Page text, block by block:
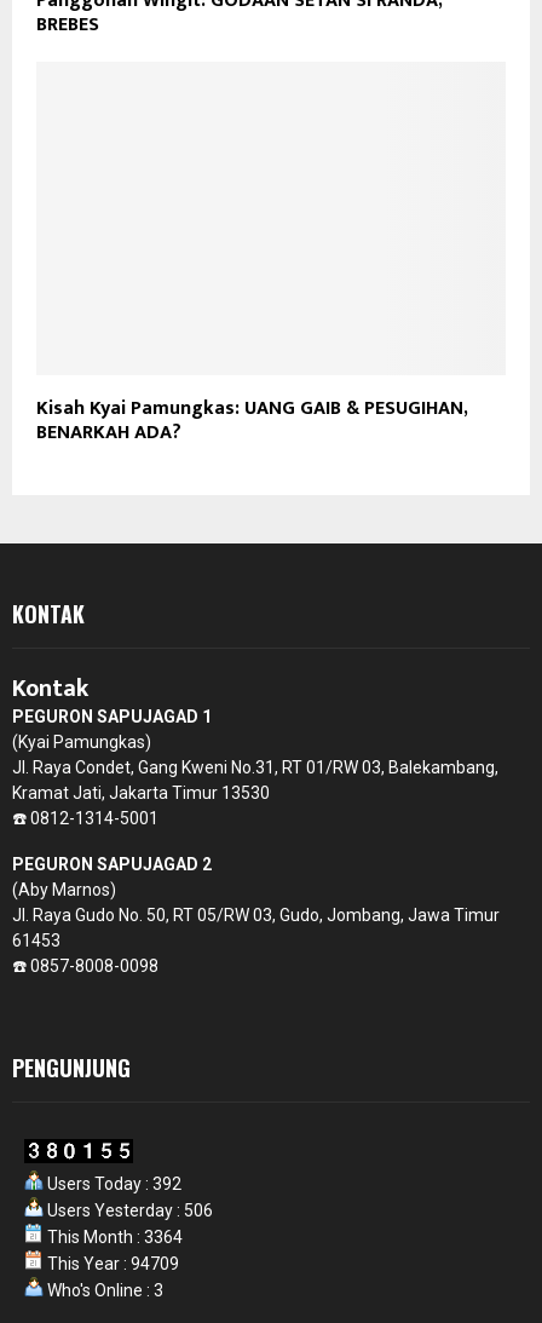
BREBES
Kisah Kyai Pamungkas: UANG GAIB & PESUGIHAN,
BENARKAH ADA?
KONTAK
Kontak
PEGURON SAPUJAGAD 1
(Kyai Pamungkas)
Jl. Raya Condet, Gang Kweni No.31, RT 01/RW 03, Balekambang,
Kramat Jati, Jakarta Timur 13530
☎️ 0812-1314-5001
PEGURON SAPUJAGAD 2
(Aby Marnos)
Jl. Raya Gudo No. 50, RT 05/RW 03, Gudo, Jombang, Jawa Timur
61453
☎️ 0857-8008-0098
PENGUNJUNG
Users Today : 392
Users Yesterday : 506
This Month : 3364
This Year : 94709
Who's Online : 3